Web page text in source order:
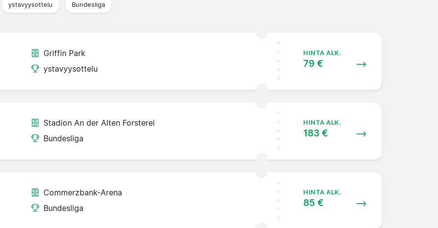
ystavyysottelu Bundesliga
Griffin Park
ystavyysottelu
HINTA ALK.
79 €
Stadion An der Alten Forsterei
Bundesliga
HINTA ALK.
183 €
Commerzbank-Arena
Bundesliga
HINTA ALK.
85 €